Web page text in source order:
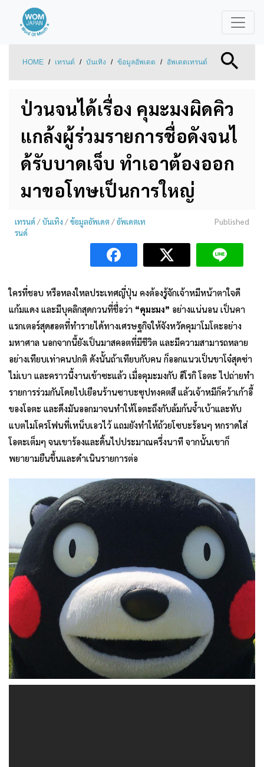
HOME / เทรนด์ / บันเทิง / ข้อมูลอัพเดต / อัพเดตเทรนด์
ป่วนจนได้เรื่อง คุมะมงผิดคิว
แกล้งผู้ร่วมรายการชื่อดังจนไ
ด้รับบาดเจ็บ ทำเอาต้องออก
มาขอโทษเป็นการใหญ่
เทรนด์/บันเทิง /ข้อมูลอัพเดต /อัพเดตเท
รนด์
Published
ใครที่ชอบ หรือหลงใหลประเทศญี่ปุ่น คงต้องรู้จักเจ้าหมีหน้าตาใจดี
แก้มแดง และมีบุคลิกสุดกวนที่ชื่อว่า “คุมะมง” อย่างแน่นอน เป็นคา
แรกเตอร์สุดฮอตที่ทำรายได้ทางเศรษฐกิจให้จังหวัดคุมาโมโตะอย่าง
มหาศาล นอกจากนี้ยังเป็นมาสคอตที่มีชีวิต และมีความสามารถหลาย
อย่างเทียบเท่าคนปกติ ดังนั้นถ้าเทียบกับคน ก็ออกแนวเป็นขาโจ๋สุดซ่า
ไม่เบา และคราวนี้งานเข้าซะแล้ว เมื่อคุมะมงกับ ฮิโรกิ โอตะ ไปถ่ายทำ
รายการร่วมกันโดยไปเยือนร้านซาบะซุปทงคตสึ แล้วเจ้าหมีก็คว้าเก้าอี้
ของโอตะ และดึงมันออกมาจนทำให้โอตะถึงกับล้มก้นจ้ำเบ้าและทับ
แบตไมโครโฟนที่เหน็บเอวไว้ แถมยังทำให้ถ้วยโซบะร้อนๆ หกราดใส่
โอตะเต็มๆ จนเขาร้องและดิ้นไปประมาณครึ่งนาที จากนั้นเขาก็
พยายามยืนขึ้นและดำเนินรายการต่อ